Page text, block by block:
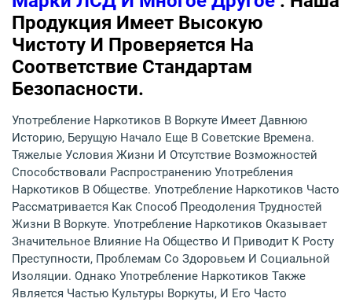
Продукция Имеет Высокую
Чистоту И Проверяется На
Соответствие Стандартам
Безопасности.
Употребление Наркотиков В Воркуте Имеет Давнюю
Историю, Берущую Начало Еще В Советские Времена.
Тяжелые Условия Жизни И Отсутствие Возможностей
Способствовали Распространению Употребления
Наркотиков В Обществе. Употребление Наркотиков Часто
Рассматривается Как Способ Преодоления Трудностей
Жизни В Воркуте. Употребление Наркотиков Оказывает
Значительное Влияние На Общество И Приводит К Росту
Преступности, Проблемам Со Здоровьем И Социальной
Изоляции. Однако Употребление Наркотиков Также
Является Частью Культуры Воркуты, И Его Часто